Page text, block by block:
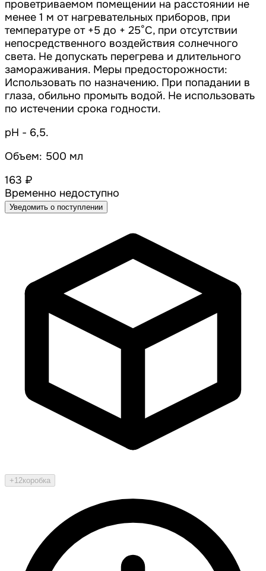
проветриваемом помещении на расстоянии не
менее 1 м от нагревательных приборов, при
температуре от +5 до + 25°С, при отсутствии
непосредственного воздействия солнечного
света. Не допускать перегрева и длительного
замораживания. Меры предосторожности:
Использовать по назначению. При попадании в
глаза, обильно промыть водой. Не использовать
по истечении срока годности.
pH - 6,5.
Объем: 500 мл
163 ₽
Временно недоступно
Уведомить о поступлении
+12коробка